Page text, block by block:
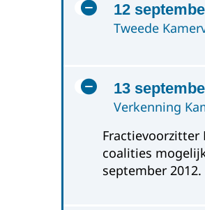
12
Tweede
13
Verkenning
Fractievoorzitter
coalities
september 2012.